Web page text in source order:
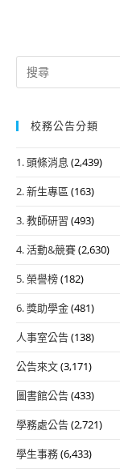
Search
for:
校務公告分類
1. 頭條消息 (2,439)
2. 新生專區 (163)
3. 教師研習 (493)
4. 活動&競賽(2,630)
5. 榮譽榜(182)
6. 獎助學金(481)
人事室公告(138)
公告來文(3,171)
圖書館公告(433)
學務處公告(2,721)
學生事務(6,433)